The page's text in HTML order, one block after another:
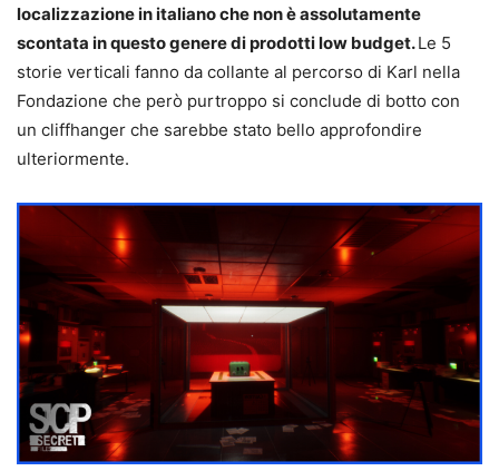
localizzazione in italiano che non è assolutamente
scontata in questo genere di prodotti low budget.Le 5
storie verticali fanno da collante al percorso di Karl nella
Fondazione che però purtroppo si conclude di botto con
un cliffhanger che sarebbe stato bello approfondire
ulteriormente.